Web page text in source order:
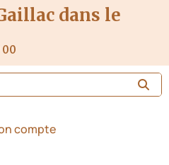
dans le
00
compte